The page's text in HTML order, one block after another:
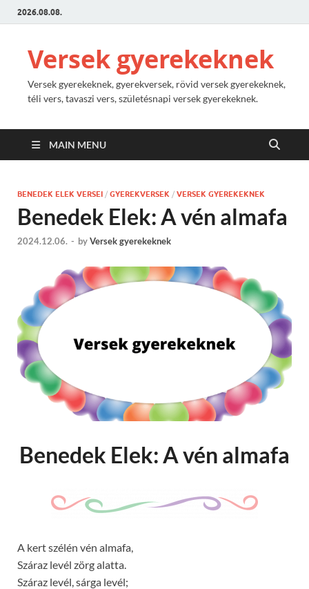
2026.08.08.
Versek gyerekeknek
Versek gyerekeknek, gyerekversek, rövid versek gyerekeknek,
téli vers, tavaszi vers, születésnapi versek gyerekeknek.
MAIN MENU
BENEDEK ELEK VERSEI / GYEREKVERSEK / VERSEK GYEREKEKNEK
Benedek Elek: A vén almafa
2024.12.06. - byVersek gyerekeknek
Benedek Elek: A vén almafa
A kert szélén vén almafa,
Száraz levél zörg alatta.
Száraz levél, sárga levél;